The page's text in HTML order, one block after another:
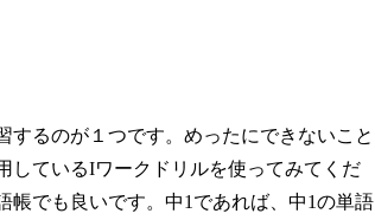
るのが１つです。めったにできないこと
しているIワークドリルを使ってみてくだ
帳でも良いです。中1であれば、中1の単語